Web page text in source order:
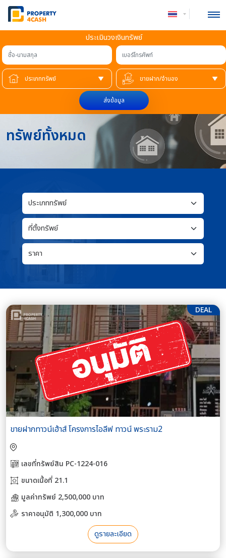
ประเมินวงเงินทรัพย์
ชื่อ-นามสกุล
เบอร์โทรศัพท์
ส่งข้อมูล
ทรัพย์ทั้งหมด
DEAL
ขายฝากทาวน์เฮ้าส์ โครงการไอลีฟ ทาวน์ พระราม2
เลขที่ทรัพย์สิน PC-1224-016
ขนาดเนื้อที่ 21.1
มูลค่าทรัพย์ 2,500,000 บาท
ราคาอนุมัติ 1,300,000 บาท
ดูรายละเอียด